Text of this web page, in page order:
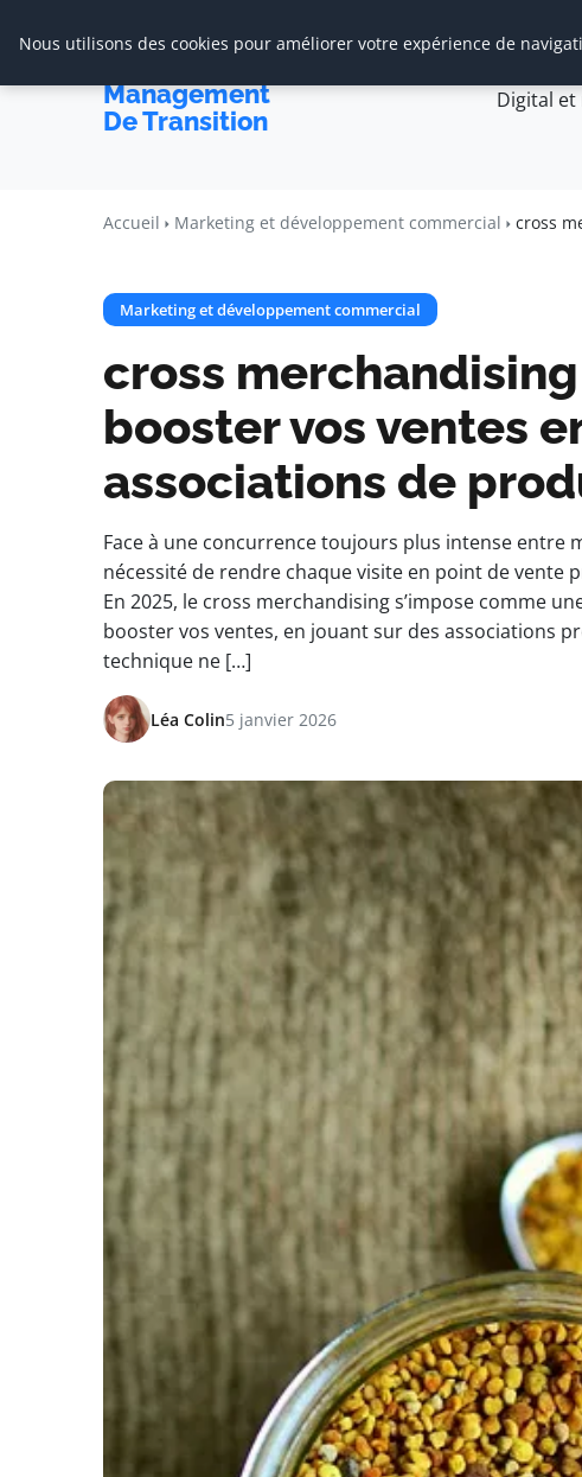
Management
De Transition
Accueil Cabinet
Digital et
Accueil Marketing et développement commercial cross
Marketing et développement commercial
cross
booster vos ventes
associations de
Face à une concurrence toujours plus intense entre
nécessité de rendre chaque visite en point de vente
En 2025, le cross merchandising s’impose comme
booster vos ventes, en jouant sur des associations
technique ne […]
Léa Colin5 janvier 2026
Nous utilisons des cookies pour améliorer votre expérience de